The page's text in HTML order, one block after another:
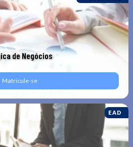
de Negócios
Matricule-se
EAD